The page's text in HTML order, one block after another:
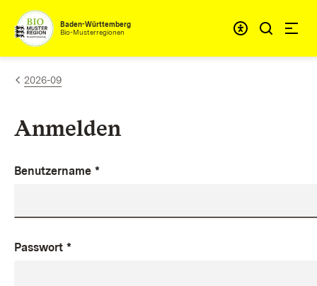
Zum Inhalt springen
Baden-Württemberg
Bio-Musterregionen
2026-09
Anmelden
Benutzername *
Passwort *